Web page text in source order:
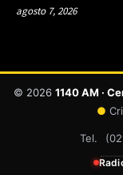
agosto 7, 2026
© 2026 1140 AM ·
●
Tel.